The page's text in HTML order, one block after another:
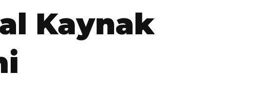
al Kaynak
i